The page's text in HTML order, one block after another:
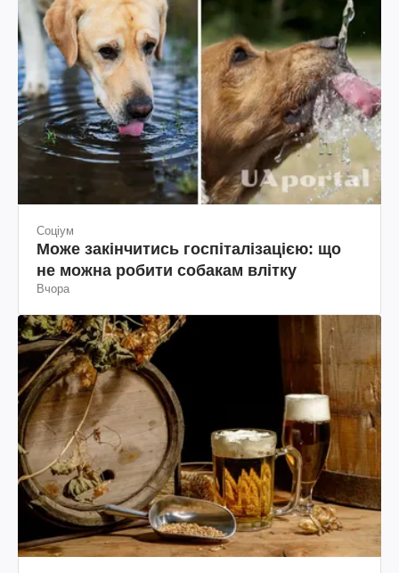
Соціум
Може закінчитись госпіталізацією: що
не можна робити собакам влітку
Вчора